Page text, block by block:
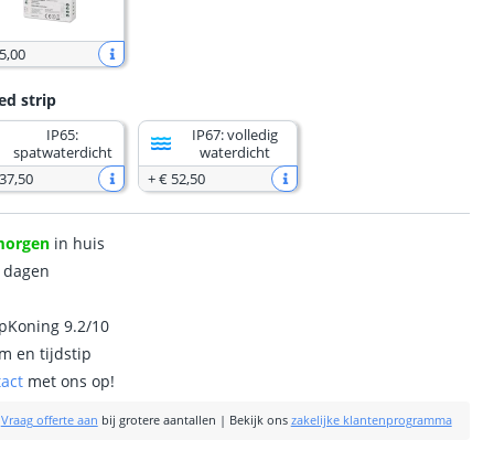
,00
strip
IP65:
spatwaterdicht
,50
IP67: volledig
waterdicht
+€ 52,50
in huis
9.2/10
en tijdstip
met ons op!
Vraag offerte aan bij grotere aantallen | Bekijk ons zakelijke klantenprogramma